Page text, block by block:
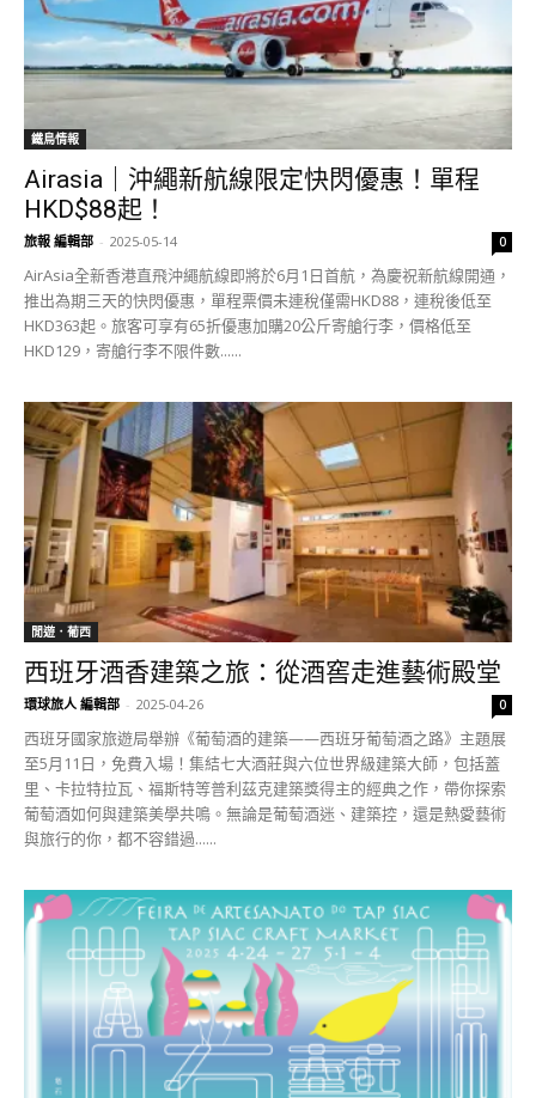
鐵鳥情報
Airasia｜沖繩新航線限定快閃優惠！單程
HKD$88起！
旅報 編輯部 - 2025-05-14 0
AirAsia全新香港直飛沖繩航線即將於6月1日首航，為慶祝新航線開通，
推出為期三天的快閃優惠，單程票價未連稅僅需HKD88，連稅後低至
HKD363起。​​旅客可享有65折優惠加購20公斤寄艙行李，價格低至
HKD129，寄艙行李不限件數......
閒遊．葡西
西班牙酒香建築之旅：從酒窖走進藝術殿堂
環球旅人 編輯部 - 2025-04-26 0
西班牙國家旅遊局舉辦《葡萄酒的建築——西班牙葡萄酒之路》主題展
至5月11日，免費入場！集結七大酒莊與六位世界級建築大師，包括蓋
里、卡拉特拉瓦、福斯特等普利茲克建築獎得主的經典之作，帶你探索
葡萄酒如何與建築美學共鳴。無論是葡萄酒迷、建築控，還是熱愛藝術
與旅行的你，都不容錯過......